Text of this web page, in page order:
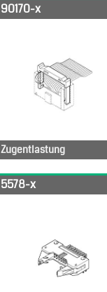
90170-x
Zugentlastung
5578-x